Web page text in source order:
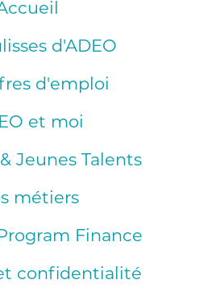
d'ADEO
d'emploi
et moi
Jeunes Talents
métiers
Finance
confidentialité